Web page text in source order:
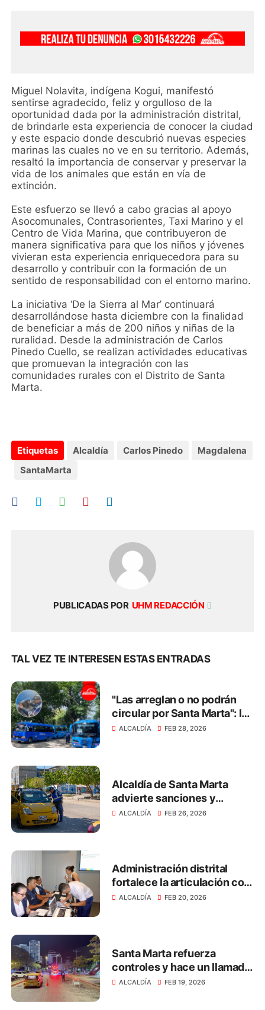
Miguel Nolavita, indígena Kogui, manifestó
sentirse agradecido, feliz y orgulloso de la
oportunidad dada por la administración distrital,
de brindarle esta experiencia de conocer la ciudad
y este espacio donde descubrió nuevas especies
marinas las cuales no ve en su territorio. Además,
resaltó la importancia de conservar y preservar la
vida de los animales que están en vía de
extinción.
Este esfuerzo se llevó a cabo gracias al apoyo
Asocomunales, Contrasorientes, Taxi Marino y el
Centro de Vida Marina, que contribuyeron de
manera significativa para que los niños y jóvenes
vivieran esta experiencia enriquecedora para su
desarrollo y contribuir con la formación de un
sentido de responsabilidad con el entorno marino.
La iniciativa ‘De la Sierra al Mar’ continuará
desarrollándose hasta diciembre con la finalidad
de beneficiar a más de 200 niños y niñas de la
ruralidad. Desde la administración de Carlos
Pinedo Cuello, se realizan actividades educativas
que promuevan la integración con las
comunidades rurales con el Distrito de Santa
Marta.
Etiquetas Alcaldía Carlos Pinedo
Magdalena
SantaMarta
PUBLICADAS POR UHM REDACCIÓN
TAL VEZ TE INTERESEN ESTAS ENTRADAS
"Las arreglan o no podrán
circular por Santa Marta": la
advertencia a los dueños de
ALCALDÍA FEB 28, 2026
Alcaldía de Santa Marta
advierte sanciones y
refuerza controles a
ALCALDÍA FEB 26, 2026
Administración distrital
fortalece la articulación con
el sector hotelero para
ALCALDÍA FEB 20, 2026
Santa Marta refuerza
controles y hace un llamado
urgente al respeto por la
ALCALDÍA FEB 19, 2026